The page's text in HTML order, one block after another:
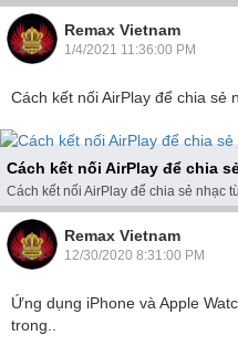
Các ứng dụng thể dục của Apple
Remax Vietnam
1/4/2021 11:36:00 PM
Cách kết nối AirPlay để chia sẻ
Cách kết nối AirPlay để chia
Cách kết nối AirPlay để chia sẻ nhạc
Remax Vietnam
12/30/2020 8:31:00 PM
Ứng dụng iPhone và Apple
trong..